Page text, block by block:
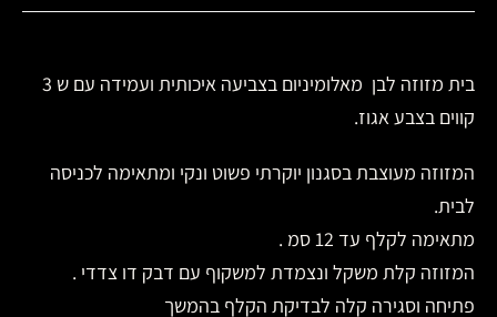
בית מזוזה לבן מאלומיניום בצביעה איכותית ועמידה עם ש 3
קווים בצבע אגוז.
המזוזה מעוצבת בסגנון יוקרתי פשוט ונקי ומתאימה לכניסה
לבית.
מתאימה לקלף עד 12 סמ .
המזוזה קלת משקל ונצמדת למשקוף עם דבק דו צדדי .
פתיחה וסגירה קלה לבדיקת הקלף בהמשך